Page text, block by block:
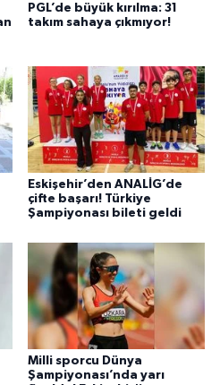
PGL’de büyük kırılma: 31
takım sahaya çıkmıyor!
Eskişehir’den ANALİG’de
çifte başarı! Türkiye
Şampiyonası bileti geldi
Milli sporcu Dünya
Şampiyonası’nda yarı